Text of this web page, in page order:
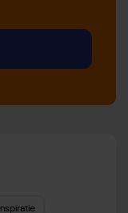
Inspiratie